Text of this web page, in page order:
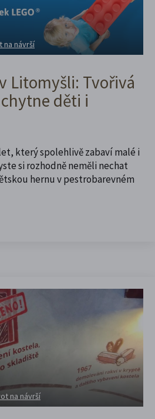
na návrší
Litomyšli: Tvořivá
děti i
který spolehlivě zabaví malé i
si rozhodně neměli nechat
hernu v pestrobarevném
na návrší